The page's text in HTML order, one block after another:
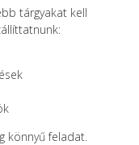
tárgyakat kell
könnyű feladat.